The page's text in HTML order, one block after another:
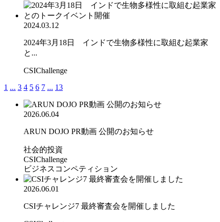
2024.03.12
2024年3月18日 インドで生物多様性に取組む起業家
と...
CSIChallenge
1 ... 3 4 5 6 7 ... 13
2026.06.04
ARUN DOJO PR動画 公開のお知らせ
社会的投資
CSIChallenge
ビジネスコンペティション
2026.06.01
CSIチャレンジ7 最終審査会を開催しました